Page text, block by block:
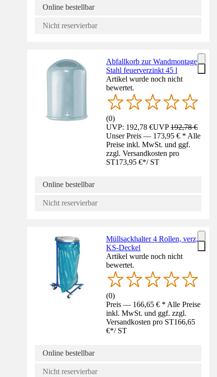
Online bestellbar
Nicht reservierbar
Abfallkorb zur Wandmontage
Stahl feuerverzinkt 45 l
Artikel wurde noch nicht
bewertet.
(0)
UVP: 192,78 €UVP192,78 €
Unser Preis — 173,95 € * Alle
Preise inkl. MwSt. und ggf.
zzgl. Versandkosten pro
ST173,95 €*/ ST
Online bestellbar
Nicht reservierbar
Müllsackhalter 4 Rollen, verz,
KS-Deckel
Artikel wurde noch nicht
bewertet.
(0)
Preis — 166,65 € * Alle Preise
inkl. MwSt. und ggf. zzgl.
Versandkosten pro ST166,65
€*/ ST
Online bestellbar
Nicht reservierbar